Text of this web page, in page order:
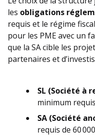
les obligations
requis et le régime
pour les PME avec un
que la SA cible les
partenaires et
SL (Société à
minimum
SA (Société
requis de 60